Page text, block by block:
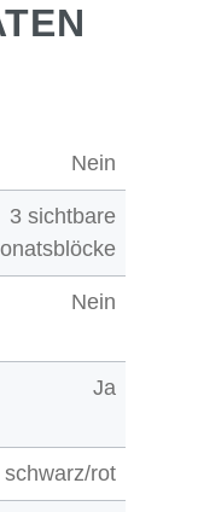
Nein
3 sichtbare
Nein
Ja
schwarz/rot